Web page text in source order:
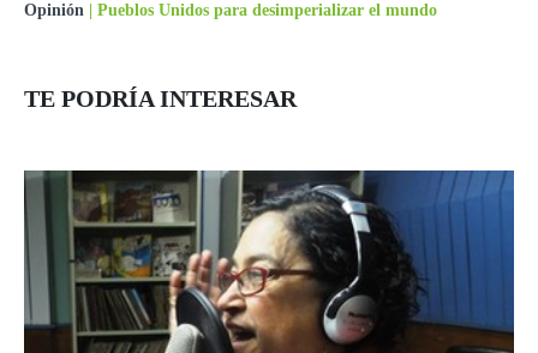
Opinión Pueblos Unidos para desimperializar el mundo
TE PODRÍA INTERESAR